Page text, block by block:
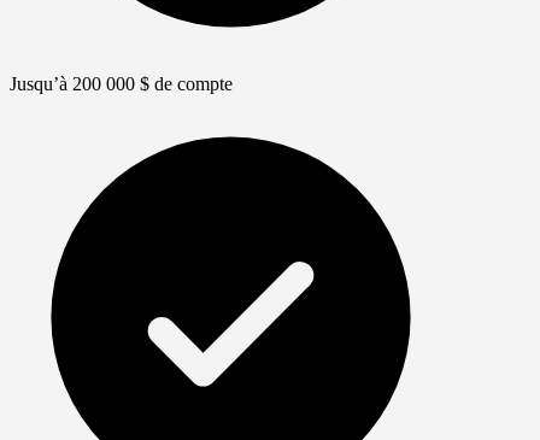
Jusqu’à 200 000 $ de compte